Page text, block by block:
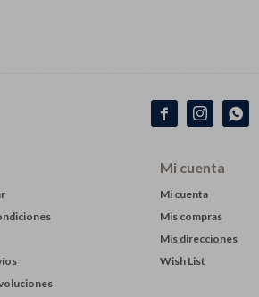
  
Mi cuenta
Mi cuenta
Mis compras
Mis direcciones
Wish List